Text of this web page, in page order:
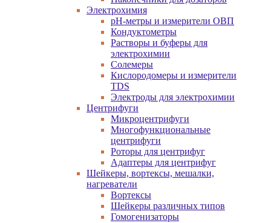
Электрохимия
pH-метры и измерители ОВП
Кондуктометры
Растворы и буферы для
электрохимии
Солемеры
Кислородомеры и измерители
TDS
Электроды для электрохимии
Центрифуги
Микроцентрифуги
Многофункциональные
центрифуги
Роторы для центрифуг
Адаптеры для центрифуг
Шейкеры, вортексы, мешалки,
нагреватели
Вортексы
Шейкеры различных типов
Гомогенизаторы